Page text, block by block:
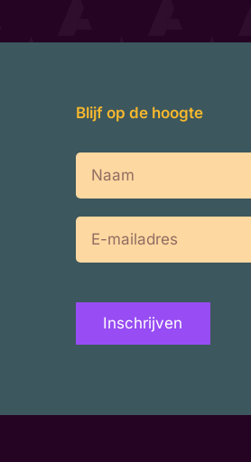
Blijf op de hoogte
Inschrijven